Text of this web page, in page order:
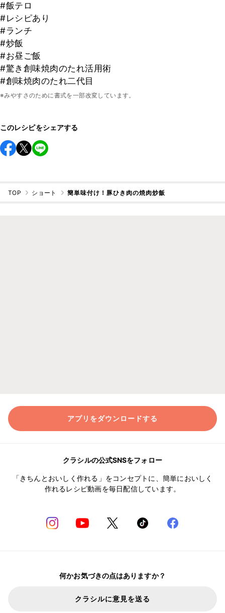
#飯テロ
#レシピあり
#ランチ
#炒飯
#お昼ご飯
#驚き創味焼肉のたれ活用術
#創味焼肉のたれ二代目
※みやすさのために書式を一部改変しています。
このレシピをシェアする
TOP ショート 簡単味付け！豚ひき肉の焼肉炒飯
アプリをダウンロードする
クラシルの公式SNSをフォロー
「きちんとおいしく作れる」をコンセプトに、簡単においしく
作れるレシピ動画を毎日配信しています。
何かお気づきの点はありますか？
クラシルに意見を送る